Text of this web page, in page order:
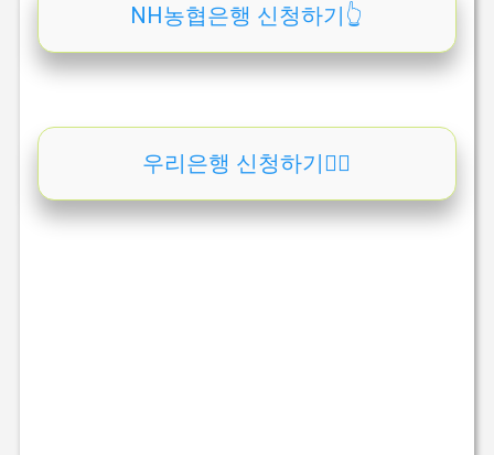
NH농협은행 신청하기👆
우리은행 신청하기👆🏻